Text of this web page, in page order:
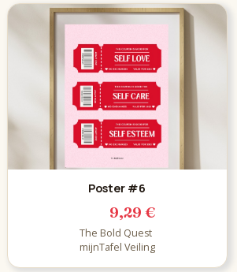
Poster #6
9,29 €
The Bold Quest
mijnTafel Veiling